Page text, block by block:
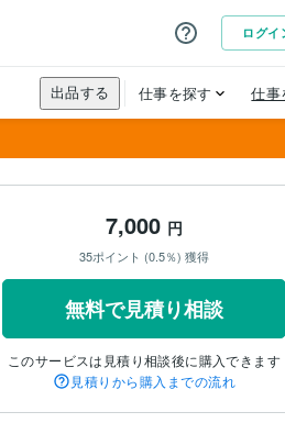
7,000 円
35ポイント (0.5％) 獲得
無料で見積り相談
このサービスは見積り相談後に購入できます
見積りから購入までの流れ